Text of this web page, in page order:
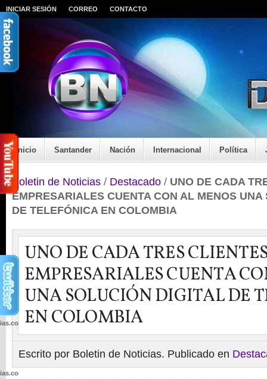
INICIAR SESIÓN CORREO CONTACTO
Inicio Santander Nación Internacional Política
Boletin de Noticias / Destacado / UNO DE CADA
EMPRESARIALES CUENTA CON AL MENOS UNA
DE TELEFÓNICA EN COLOMBIA
UNO DE CADA TRES
EMPRESARIALES CUENTA
UNA SOLUCIÓN DIGITAL DE
EN COLOMBIA
Escrito por Boletin de Noticias. Publicado en
wp-
wp-